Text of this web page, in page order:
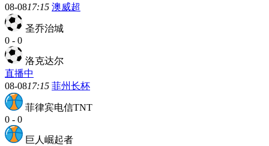
08-0817:15 澳威超
圣乔治城
0 - 0
洛克达尔
直播中
08-0817:15 菲州长杯
菲律宾电信TNT
0 - 0
巨人崛起者